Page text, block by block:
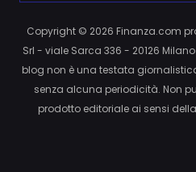
Copyright © 2026 Finanza.com
Srl - viale Sarca 336 - 20126
blog non è una testata
senza alcuna periodicità. Non
prodotto editoriale ai sensi